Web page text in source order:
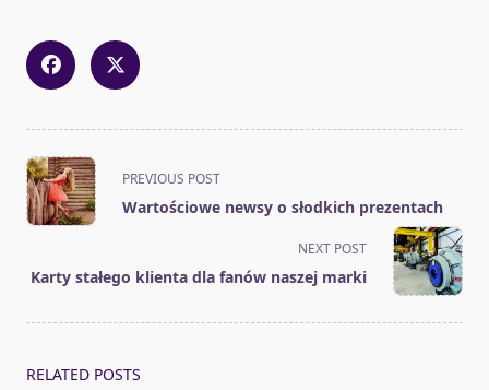
<span
class="nav-
subtitle
reader-
PREVIOUS POST
Wartościowe newsy o słodkich prezentach
NEXT POST
Karty stałego klienta dla fanów naszej marki
RELATED POSTS